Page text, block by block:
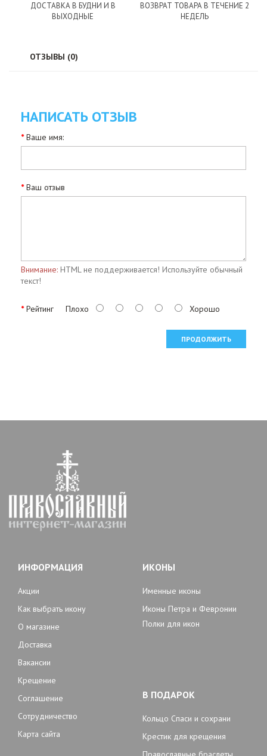
ДОСТАВКА В БУДНИ И В
ВЫХОДНЫЕ
ВОЗВРАТ ТОВАРА В ТЕЧЕНИЕ 2
НЕДЕЛЬ
ОТЗЫВЫ (0)
НАПИСАТЬ ОТЗЫВ
Ваше имя:
Ваш отзыв
Внимание: HTML не поддерживается! Используйте обычный
текст!
Рейтинг Плохо Хорошо
ПРОДОЛЖИТЬ
ИНФОРМАЦИЯ
Акции
Как выбрать икону
О магазине
Доставка
Вакансии
Крещение
Соглашение
Сотрудничество
Карта сайта
ИКОНЫ
Именные иконы
Иконы Петра и Февронии
Полки для икон
В ПОДАРОК
Кольцо Спаси и сохрани
Крестик для крещения